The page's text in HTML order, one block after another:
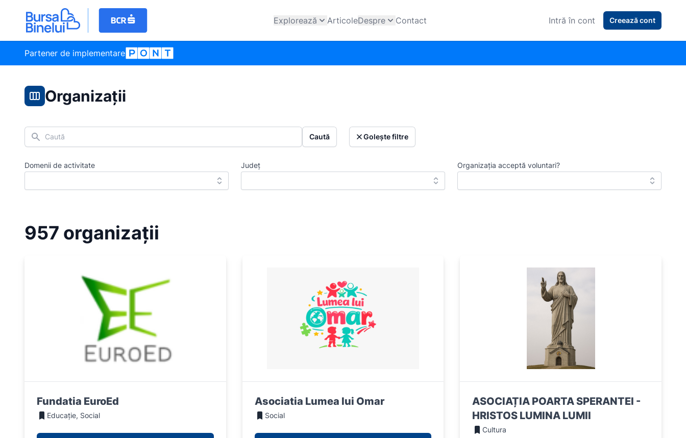
Explorează ArticoleDespre Contact Intră în cont Creează cont
Partener de implementare
Organizații
Caută Caută Golește filtre
Domenii de activitate Județ Organizația acceptă voluntari?
957 organizații
Fundatia EuroEd
Educație, Social
Asociatia Lumea lui Omar
Social
ASOCIAȚIA POARTA SPERANTEI -
HRISTOS LUMINA LUMII
Cultura